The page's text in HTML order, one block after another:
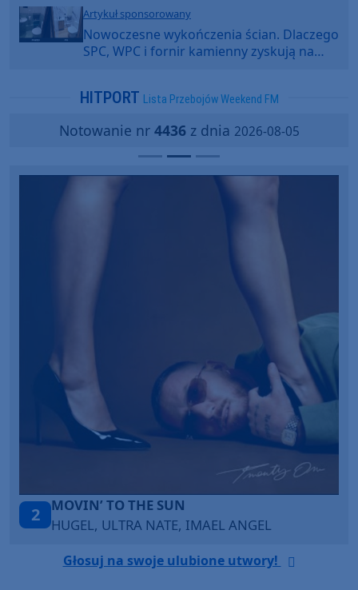
Artykuł sponsorowany
Nowoczesne wykończenia ścian. Dlaczego
SPC, WPC i fornir kamienny zyskują na
HITPORT Lista Przebojów Weekend FM
Notowanie nr 4436z dnia 2026-08-05
3
TAŃCZ!
BLETKA
Głosuj na swoje ulubione utwory!